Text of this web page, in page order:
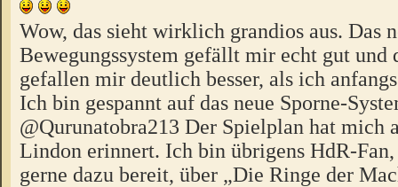
Wow, das sieht wirklich grandios aus. Das
Bewegungssystem gefällt mir echt gut und
gefallen mir deutlich besser, als ich
Ich bin gespannt auf das neue Sporne-
@Qurunatobra213 Der Spielplan hat mich
Lindon erinnert. Ich bin übrigens HdR-
gerne dazu bereit, über „Die Ringe der